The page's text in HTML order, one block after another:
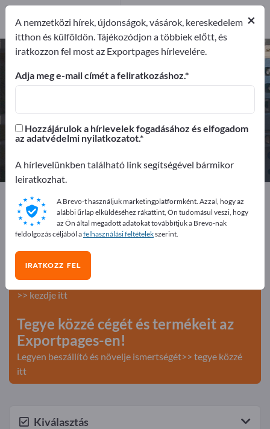
Fóliabillentyűzetek – gyártók és
beszállítók keresése
Forgalmazó
Gyártók4
Forgalmazó1
Exportpages
Alkatrészek és Alkatrészek
Kezelőelemek
Fóliabillentyűzetek
Hirdessen ingyen az Exportpages-
en!
Keresés – Ajánlatok – Használt áruk – Üzleti kapcsolatok
>> kezdje itt
Tegye közzé cégét és termékeit az
Exportpages-en!
Legyen beszállító és növelje ismertségét>> tegye közzé
itt
Kiválasztás
×
A nemzetközi hírek, újdonságok, vásárok, kereskedelem
itthon és külföldön. Tájékozódjon a többiek előtt, és
iratkozzon fel most az Exportpages hírlevelére.
Adja meg e-mail címét a feliratkozáshoz.
Hozzájárulok a hírlevelek fogadásához és elfogadom
az adatvédelmi nyilatkozatot.
A hírlevelünkben található link segítségével bármikor
leiratkozhat.
A Brevo-t használjuk marketingplatformként. Azzal, hogy az
alábbi űrlap elküldéséhez rákattint, Ön tudomásul veszi, hogy
az Ön által megadott adatokat továbbítjuk a Brevo-nak
feldolgozás céljából afelhasználási feltételekszerint.
IRATKOZZ FEL